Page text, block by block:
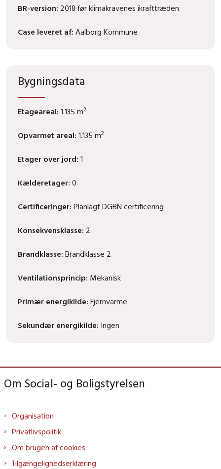
BR-version: 2018 før klimakravenes ikrafttræden
Case leveret af: Aalborg Kommune
Bygningsdata
Etageareal: 1.135 m2
Opvarmet areal: 1.135 m2
Etager over jord: 1
Kælderetager: 0
Certificeringer: Planlagt DGBN certificering
Konsekvensklasse: 2
Brandklasse: Brandklasse 2
Ventilationsprincip: Mekanisk
Primær energikilde: Fjernvarme
Sekundær energikilde: Ingen
Om Social- og Boligstyrelsen
Organisation
Privatlivspolitik
Om brugen af cookies
Tilgængelighedserklæring